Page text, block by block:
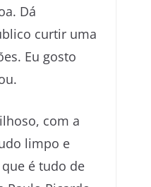
Dá
curtir uma
Eu gosto
com a
limpo e
é tudo de